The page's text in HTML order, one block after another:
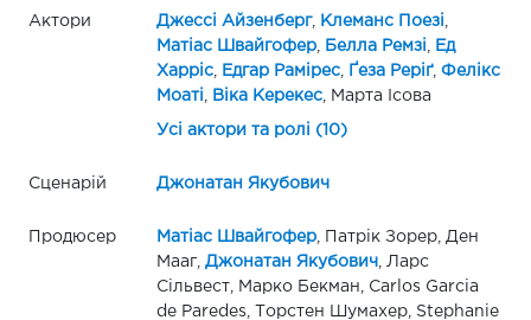
Актори Джессі Айзенберг, Клеманс Поезі
Матіас Швайгофер, Белла Ремзі
Ед
Харріс, Едгар Рамірес, Ґеза Реріґ, Фелікс
Моаті
Віка Керекес, Марта Ісова
Усі актори та ролі (10)
Сценарій Джонатан Якубович
Продюсер Матіас Швайгофер, Патрік Зорер, Ден
Мааг, Джонатан Якубович, Ларс
Сільвест, Марко Бекман, Carlos Garcia
de Paredes, Торстен Шумахер, Stephanie